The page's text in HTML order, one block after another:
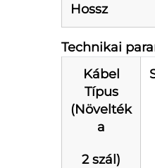
Hossz
Technikai
Kábel
Típus
(Növelték
a
2 szál)